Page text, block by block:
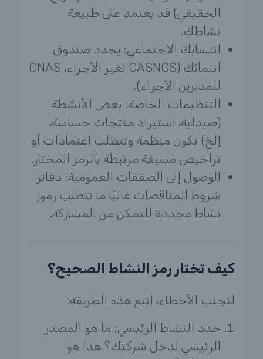
الحقيقي) قد يعتمد على طبيعة
نشاطك.
انتسابك الاجتماعي: يحدد صندوق
انتمائك (CASNOS لغير الأجراء، CNAS
للمديرين الأجراء).
التنظيمات الخاصة: بعض الأنشطة
(صيدلية، استيراد منتجات حساسة،
إلخ) تكون منظمة وتتطلب اعتمادات أو
تراخيص مسبقة مرتبطة بالرمز المختار.
الوصول إلى الصفقات العمومية: دفاتر
شروط المناقصات غالبًا ما تتطلب رموز
نشاط محددة للتمكن من المشاركة.
كيف تختار رمز النشاط الصحيح؟
لتجنب الأخطاء، اتبع هذه الطريقة:
حدد النشاط الرئيسي: ما هو المصدر
الرئيسي لدخل شركتك؟ هذا هو